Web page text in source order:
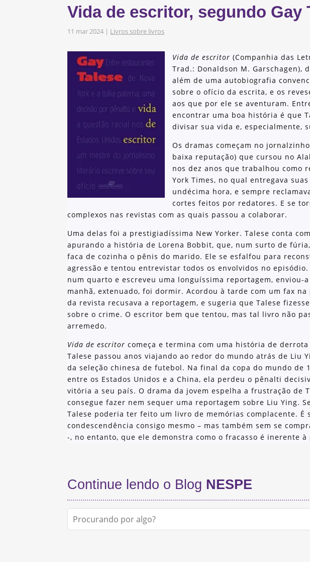
Vida de escritor, segundo Gay
11 mar 2024 | Livros sobre livros
Vida de escritor (Companhia das
Trad.: Donaldson M. Garschagen),
além de uma autobiografia
sobre o ofício da escrita, e os
aos que por ele se aventuram.
encontrar uma boa história é que
divisar sua vida e, especialmente,
Os dramas começam no
baixa reputação) que cursou no
nos dez anos que trabalhou como
York Times, no qual entregava
undécima hora, e sempre
cortes feitos por redatores. E se
complexos nas revistas com as quais passou a colaborar.
Uma delas foi a prestigiadíssima New Yorker. Talese conta
apurando a história de Lorena Bobbit, que, num surto de
faca de cozinha o pênis do marido. Ele se esfalfou para
agressão e tentou entrevistar todos os envolvidos no
num quarto e escreveu uma longuíssima reportagem, enviou-
manhã, extenuado, foi dormir. Acordou à tarde com um fax
da revista recusava a reportagem, e sugeria que Talese
sobre o crime. O escritor bem que tentou, mas tal livro não
arremedo.
Vida de escritor começa e termina com uma história de
Talese passou anos viajando ao redor do mundo atrás de Liu
da seleção chinesa de futebol. Na final da copa do mundo de
entre os Estados Unidos e a China, ela perdeu o pênalti
vitória a seu país. O drama da jovem espelha a frustração de
consegue fazer nem sequer uma reportagem sobre Liu Ying.
Talese poderia ter feito um livro de memórias complacente. É
condescendência consigo mesmo – mas também sem se
-, no entanto, que ele demonstra como o fracasso é inerente à
Continue lendo o Blog NESPE